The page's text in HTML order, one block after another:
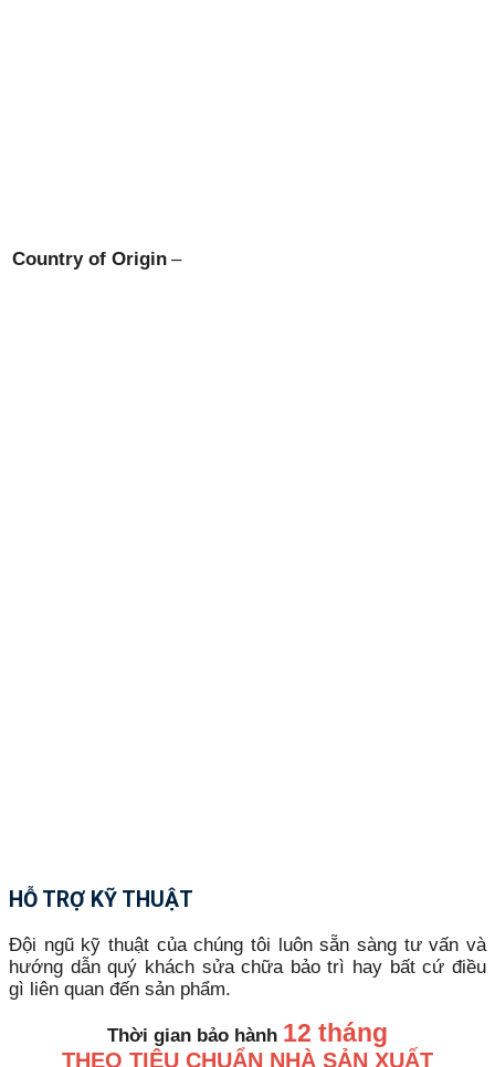
Country of Origin –
HỖ TRỢ KỸ THUẬT
Đội ngũ kỹ thuật của chúng tôi luôn sẵn sàng tư vấn và
hướng dẫn quý khách sửa chữa bảo trì hay bất cứ điều
gì liên quan đến sản phẩm.
Thời gian bảo hành 12 tháng
THEO TIÊU CHUẨN NHÀ SẢN XUẤT